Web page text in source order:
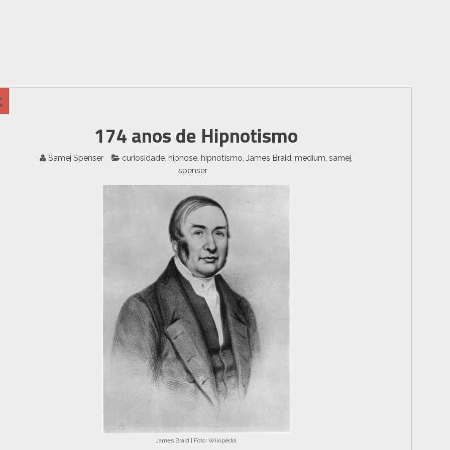
174 anos de Hipnotismo
Samej Spenser curiosidade, hipnose, hipnotismo, James Braid, medium, samej,
spenser
James Braid | Foto: Wikipédia